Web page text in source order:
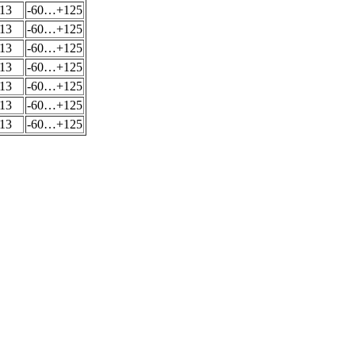
-60…+125
-60…+125
-60…+125
-60…+125
-60…+125
-60…+125
-60…+125